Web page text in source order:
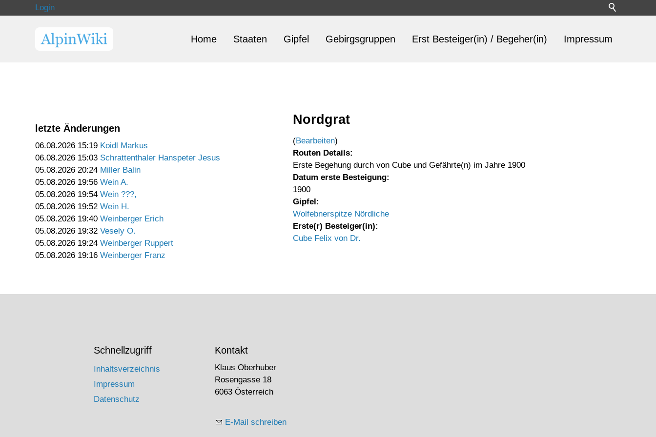
Login
Home Staaten Gipfel Gebirgsgruppen Erst Besteiger(in) / Begeher(in) Impressum
letzte Änderungen
06.08.2026 15:19 Koidl Markus
06.08.2026 15:03 Schrattenthaler Hanspeter Jesus
05.08.2026 20:24 Miller Balin
05.08.2026 19:56 Wein A.
05.08.2026 19:54 Wein ???,
05.08.2026 19:52 Wein H.
05.08.2026 19:40 Weinberger Erich
05.08.2026 19:32 Vesely O.
05.08.2026 19:24 Weinberger Ruppert
05.08.2026 19:16 Weinberger Franz
Nordgrat
(Bearbeiten)
Routen Details:
Erste Begehung durch von Cube und Gefährte(n) im Jahre 1900
Datum erste Besteigung:
1900
Gipfel:
Wolfebnerspitze Nördliche
Erste(r) Besteiger(in):
Cube Felix von Dr.
Schnellzugriff
Inhaltsverzeichnis
Impressum
Datenschutz
Kontakt
Klaus Oberhuber
Rosengasse 18
6063 Österreich
E-Mail schreiben